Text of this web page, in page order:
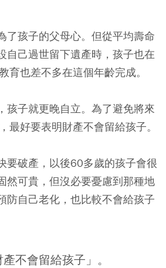
了孩子的父母心。但從平均壽命
自己過世留下遺產時，孩子也在
育也差不多在這個年齡完成。
孩子就更晚自立。為了避免將來
最好要表明財產不會留給孩子。
要破產，以後60多歲的孩子會很
然可貴，但沒必要憂慮到那種地
防自己老化，也比較不會給孩子
不會留給孩子」。